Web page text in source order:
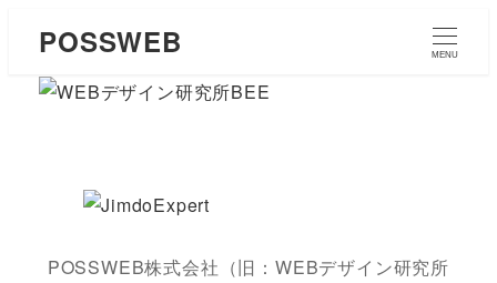
POSSWEB MENU
POSSWEB株式会社（旧：WEBデザイン研究所